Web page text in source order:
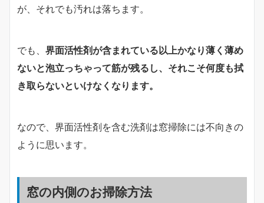
が、それでも汚れは落ちます。
でも、 界面活性剤が含まれている以上かなり薄く薄め
ないと泡立っちゃって筋が残るし、それこそ何度も拭
き取らないといけなくなります。
なので、界面活性剤を含む洗剤は窓掃除には不向きの
ように思います。
窓の内側のお掃除方法